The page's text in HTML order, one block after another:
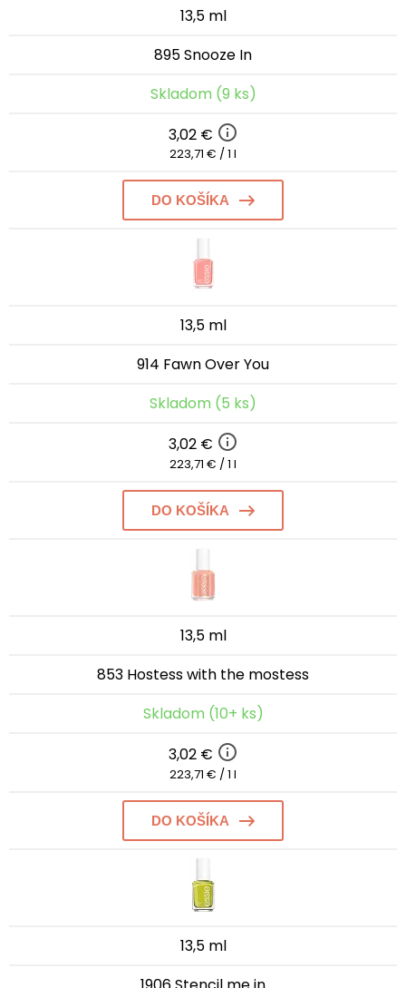
13,5 ml
895 Snooze In
Skladom (9 ks)
3,02 €
223,71 € / 1 l
DO KOŠÍKA
13,5 ml
914 Fawn Over You
Skladom (5 ks)
3,02 €
223,71 € / 1 l
DO KOŠÍKA
13,5 ml
853 Hostess with the mostess
Skladom (10+ ks)
3,02 €
223,71 € / 1 l
DO KOŠÍKA
13,5 ml